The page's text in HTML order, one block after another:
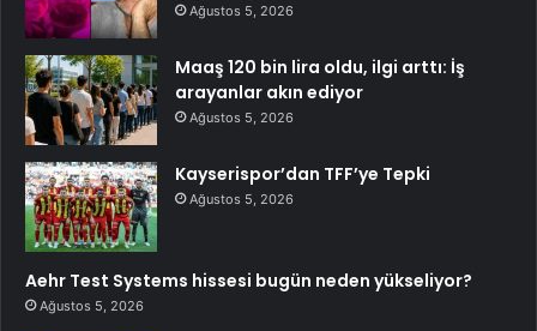
Ağustos 5, 2026
Maaş 120 bin lira oldu, ilgi arttı: İş
arayanlar akın ediyor
Ağustos 5, 2026
Kayserispor’dan TFF’ye Tepki
Ağustos 5, 2026
Aehr Test Systems hissesi bugün neden yükseliyor?
Ağustos 5, 2026